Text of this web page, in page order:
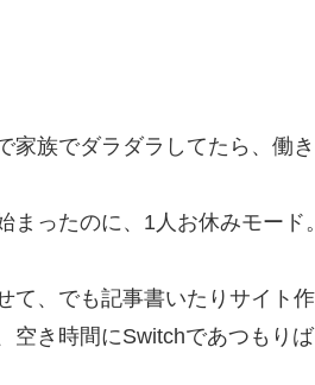
家族でダラダラしてたら、働
まったのに、1人お休みモード。
て、でも記事書いたりサイト
空き時間にSwitchであつもり